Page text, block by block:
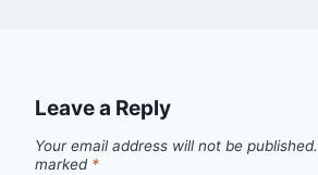
Leave a Reply
Your email address will not be published.
marked *